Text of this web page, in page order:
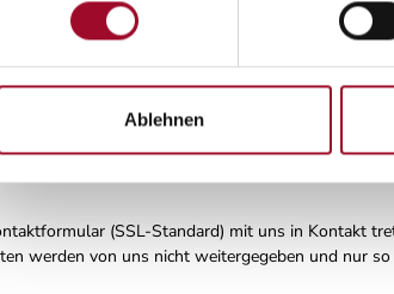
Ablehnen
(SSL-Standard) mit uns in Kontakt
werden von uns nicht weitergegeben und nur